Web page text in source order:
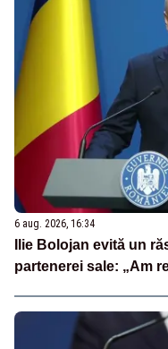
6 aug. 2026, 16:34
Ilie Bolojan evită un
partenerei sale: „Am